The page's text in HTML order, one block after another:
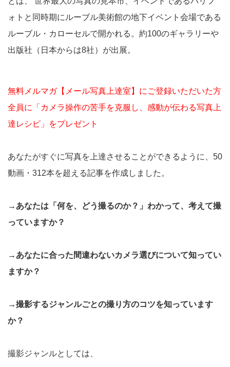
ォトと同時期にルーブル美術館の地下イベント会場である
ルーブル・カローセルで開かれる。約100のギャラリーや
出版社（日本からは8社）が出展。
無料メルマガ【メール写真上達室】にご登録いただいた方
全員に「カメラ操作の苦手を克服し、感動が伝わる写真上
達レシピ」をプレゼント
あなたがすぐに写真を上達させることができるように、50
動画・312本を超える記事を作成しました。
→あなたは「何を、どう撮るのか？」わかって、考えて撮
っていますか？
→あなたに合った間違わないカメラ選びについて知ってい
ますか？
→撮影するジャンルごとの撮り方のコツを知っています
か？
撮影ジャンルとしては、